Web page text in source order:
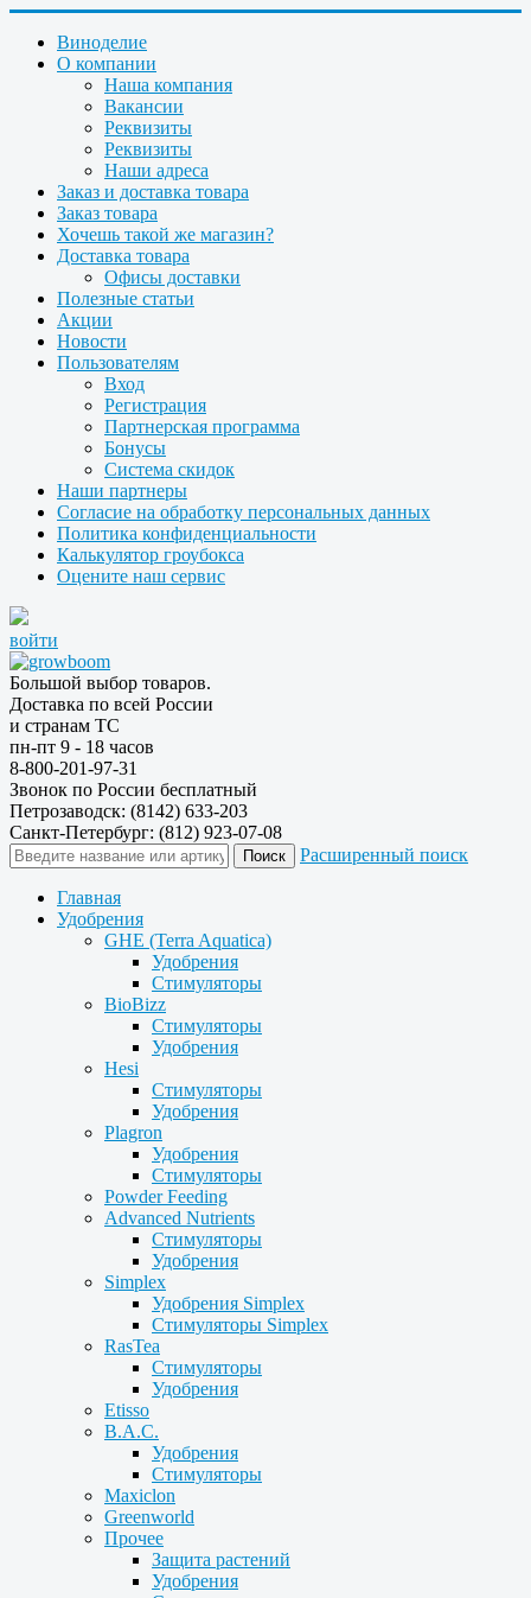
Виноделие
О компании
Наша компания
Вакансии
Реквизиты
Реквизиты
Наши адреса
Заказ и доставка товара
Заказ товара
Хочешь такой же магазин?
Доставка товара
Офисы доставки
Полезные статьи
Акции
Новости
Пользователям
Вход
Регистрация
Партнерская программа
Бонусы
Система скидок
Наши партнеры
Согласие на обработку персональных данных
Политика конфиденциальности
Калькулятор гроубокса
Оцените наш сервис
войти
Большой выбор товаров.
Доставка по всей России
и странам ТС
пн-пт 9 - 18 часов
8-800-201-97-31
Звонок по России бесплатный
Петрозаводск: (8142) 633-203
Санкт-Петербург: (812) 923-07-08
Расширенный поиск
Главная
Удобрения
GHE (Terra Aquatica)
Удобрения
Стимуляторы
BioBizz
Стимуляторы
Удобрения
Hesi
Стимуляторы
Удобрения
Plagron
Удобрения
Стимуляторы
Powder Feeding
Advanced Nutrients
Стимуляторы
Удобрения
Simplex
Удобрения Simplex
Стимуляторы Simplex
RasTea
Стимуляторы
Удобрения
Etisso
B.A.C.
Удобрения
Стимуляторы
Maxiclon
Greenworld
Прочее
Защита растений
Удобрения